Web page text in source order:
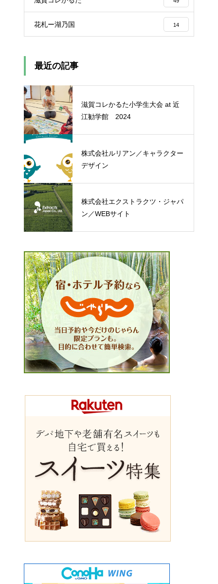
花札ー湖乃国 14
最近の記事
滋賀コレかるた小学生大会 at 近
江勧学館 2024
株式会社ルリアン／キャラクター
デザイン
株式会社エクストラクツ・ジャパ
ン／WEBサイト